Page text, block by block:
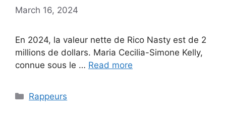
March 16, 2024
En 2024, la valeur nette de Rico Nasty est de 2
millions de dollars. Maria Cecilia-Simone Kelly,
connue sous le … Read more
Categories
Rappeurs